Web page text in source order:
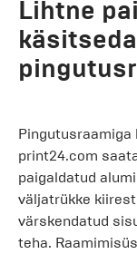
Lihtne
print24.com
paigaldatud
väljatrükke
värskendatud
teha.